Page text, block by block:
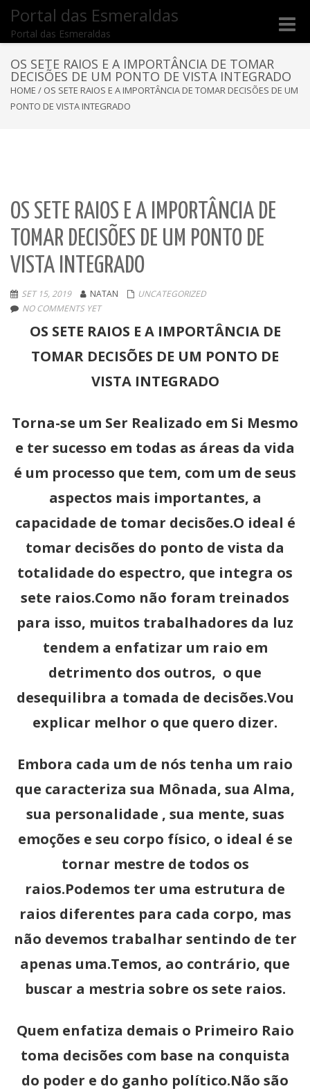
Portal das Esmeraldas
Portal das Esmeraldas
Toggle
OS SETE RAIOS E A IMPORTÂNCIA DE TOMAR
DECISÕES DE UM PONTO DE VISTA INTEGRADO
HOME / OS SETE RAIOS E A IMPORTÂNCIA DE TOMAR DECISÕES DE UM
PONTO DE VISTA INTEGRADO
OS SETE RAIOS E A IMPORTÂNCIA DE
TOMAR DECISÕES DE UM PONTO DE
VISTA INTEGRADO
SET 15, 2019 NATAN
UNCATEGORIZED
NO COMMENTS YET
OS SETE RAIOS E A IMPORTÂNCIA DE
TOMAR DECISÕES DE UM PONTO DE
VISTA INTEGRADO
Torna-se um Ser Realizado em Si Mesmo
e ter sucesso em todas as áreas da vida
é um processo que tem, com um de seus
aspectos mais importantes, a
capacidade de tomar decisões.O ideal é
tomar decisões do ponto de vista da
totalidade do espectro, que integra os
sete raios.Como não foram treinados
para isso, muitos trabalhadores da luz
tendem a enfatizar um raio em
detrimento dos outros, o que
desequilibra a tomada de decisões.Vou
explicar melhor o que quero dizer.
Embora cada um de nós tenha um raio
que caracteriza sua Mônada, sua Alma,
sua personalidade , sua mente, suas
emoções e seu corpo físico, o ideal é se
tornar mestre de todos os
raios.Podemos ter uma estrutura de
raios diferentes para cada corpo, mas
não devemos trabalhar sentindo de ter
apenas uma.Temos, ao contrário, que
buscar a mestria sobre os sete raios.
Quem enfatiza demais o Primeiro Raio
toma decisões com base na conquista
do poder e do ganho político.Não são